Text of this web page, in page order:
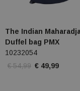
The Indian
Duffel bag PMX
10232054
€ 54,99 € 49,99